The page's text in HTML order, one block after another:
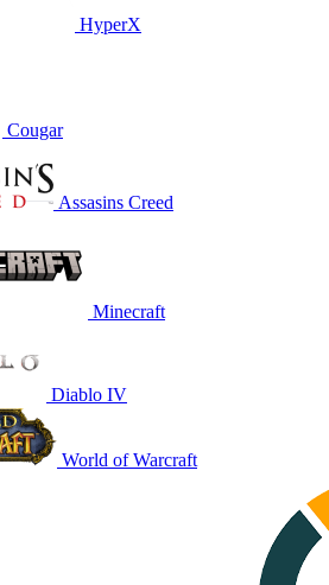
HyperX
Cougar
Assasins Creed
Minecraft
Diablo IV
World of Warcraft